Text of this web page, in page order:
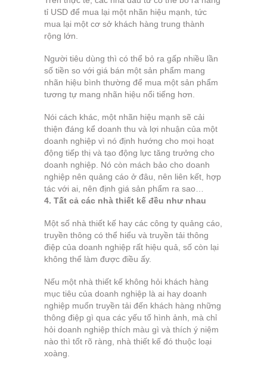
tỉ USD để mua lại một nhãn hiệu mạnh, tức
mua lại một cơ sở khách hàng trung thành
rộng lớn.
Người tiêu dùng thì có thể bỏ ra gấp nhiều lần
số tiền so với giá bán một sản phẩm mang
nhãn hiệu bình thường để mua một sản phẩm
tương tự mang nhãn hiệu nổi tiếng hơn.
Nói cách khác, một nhãn hiệu mạnh sẽ cải
thiện đáng kể doanh thu và lợi nhuận của một
doanh nghiệp vì nó định hướng cho mọi hoạt
động tiếp thị và tạo động lực tăng trưởng cho
doanh nghiệp. Nó còn mách bảo cho doanh
nghiệp nên quảng cáo ở đâu, nên liên kết, hợp
tác với ai, nên định giá sản phẩm ra sao…
4. Tất cả các nhà thiết kế đều như nhau
Một số nhà thiết kế hay các công ty quảng cáo,
truyền thông có thể hiểu và truyền tải thông
điệp của doanh nghiệp rất hiệu quả, số còn lại
không thể làm được điều ấy.
Nếu một nhà thiết kế không hỏi khách hàng
mục tiêu của doanh nghiệp là ai hay doanh
nghiệp muốn truyền tải đến khách hàng những
thông điệp gì qua các yếu tố hình ảnh, mà chỉ
hỏi doanh nghiệp thích màu gì và thích ý niệm
nào thì tốt rõ ràng, nhà thiết kế đó thuộc loại
xoàng.